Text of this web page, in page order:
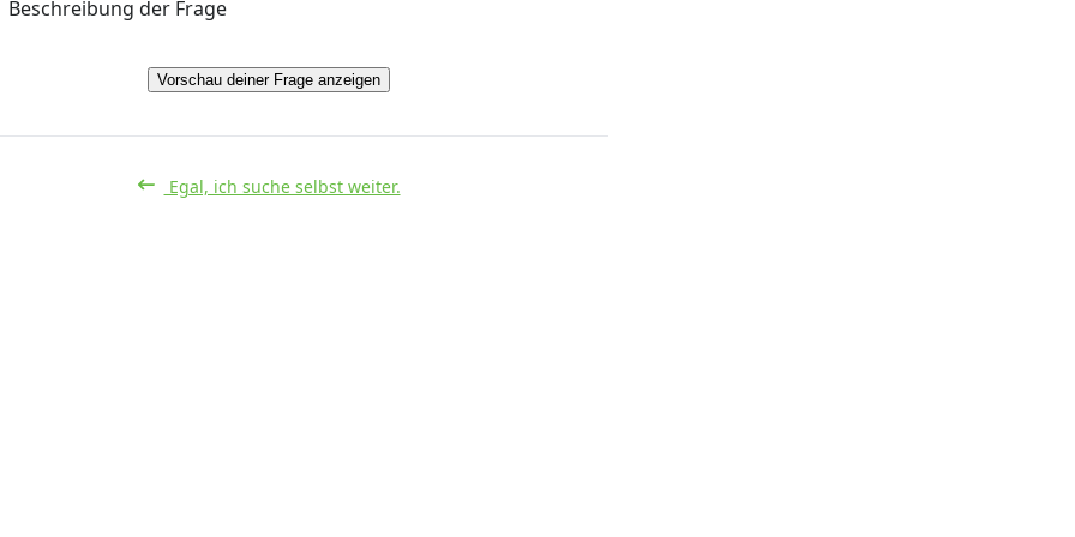
Beschreibung der Frage
Vorschau deiner Frage anzeigen
Egal, ich suche selbst weiter.